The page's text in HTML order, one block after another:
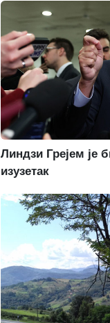
Линдзи Грејем је
изузетак